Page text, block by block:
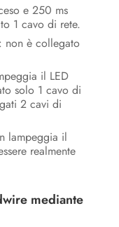
e 250 ms
1 cavo di rete.
non è collegato
il LED
solo 1 cavo di
2 cavi di
lampeggia il
realmente
mediante